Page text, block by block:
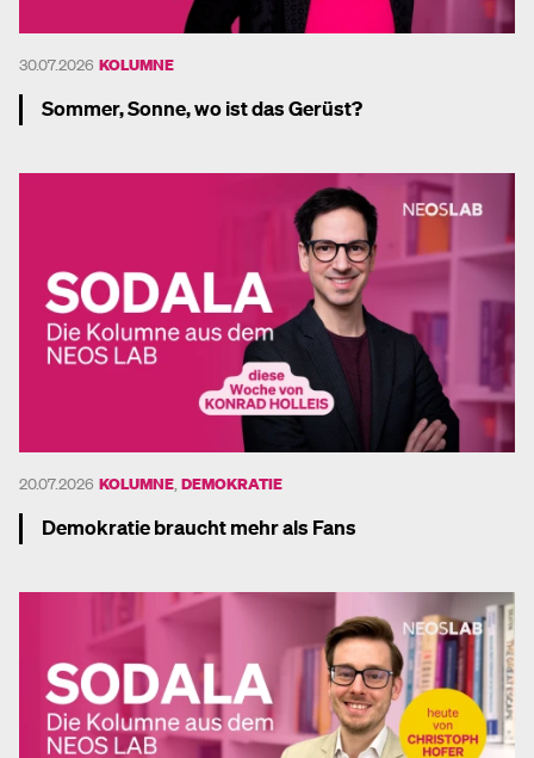
30.07.2026 KOLUMNE
Sommer, Sonne, wo ist das Gerüst?
20.07.2026 KOLUMNE DEMOKRATIE
Demokratie braucht mehr als Fans